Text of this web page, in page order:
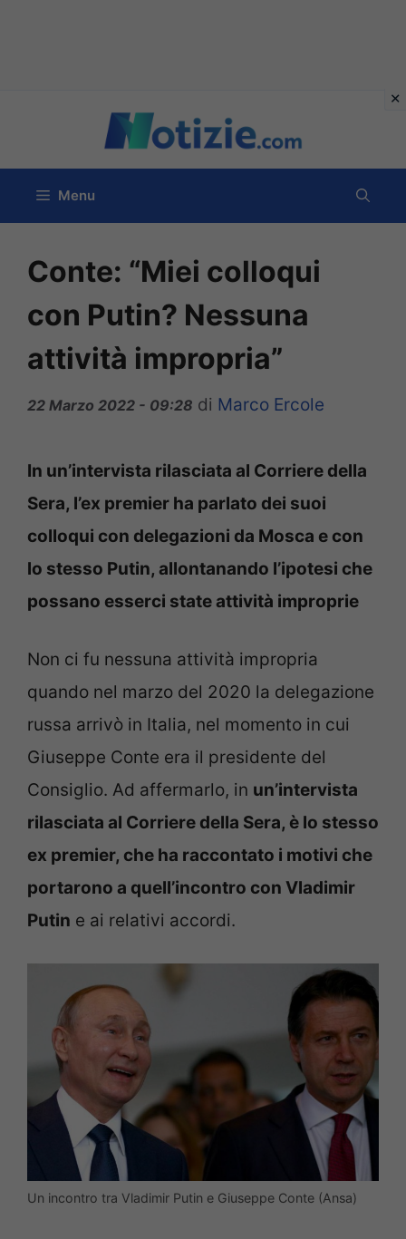
contenuto
Menu
Conte: “Miei colloqui
con Putin? Nessuna
attività impropria”
22 Marzo 2022 - 09:28 di Marco Ercole
In un’intervista rilasciata al Corriere della
Sera, l’ex premier ha parlato dei suoi
colloqui con delegazioni da Mosca e con
lo stesso Putin, allontanando l’ipotesi che
possano esserci state attività improprie
Non ci fu nessuna attività impropria
quando nel marzo del 2020 la delegazione
russa arrivò in Italia, nel momento in cui
Giuseppe Conte era il presidente del
Consiglio. Ad affermarlo, in un’intervista
rilasciata al Corriere della Sera, è lo stesso
ex premier, che ha raccontato i motivi che
portarono a quell’incontro con Vladimir
Putin e ai relativi accordi.
Un incontro tra Vladimir Putin e Giuseppe Conte (Ansa)